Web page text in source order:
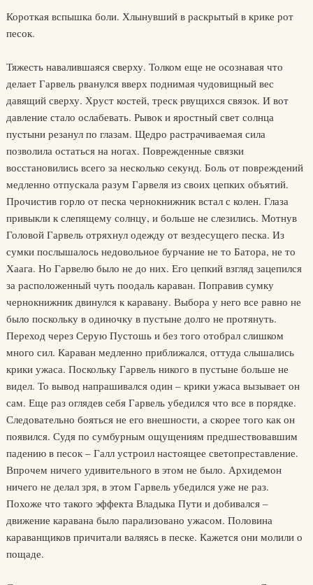
Короткая вспышка боли. Хлынувший в раскрытый в крике рот
песок.
Тяжесть навалившаяся сверху. Толком еще не осознавая что
делает Гарвель рванулся вверх поднимая чудовищный вес
давящий сверху. Хруст костей, треск рвущихся связок. И вот
давление стало ослабевать. Рывок и яростный свет солнца
пустыни резанул по глазам. Щедро растрачиваемая сила
позволила остаться на ногах. Поврежденные связки
восстановились всего за несколько секунд. Боль от повреждений
медленно отпускала разум Гарвеля из своих цепких объятий.
Прочистив горло от песка чернокнижник встал с колен. Глаза
привыкли к слепящему солнцу, и больше не слезились. Мотнув
Головой Гарвель отряхнул одежду от вездесущего песка. Из
сумки послышалось недовольное бурчание не то Батора, не то
Хаага. Но Гарвелю было не до них. Его цепкий взгляд зацепился
за расположенный чуть поодаль караван. Поправив сумку
чернокнижник двинулся к каравану. Выбора у него все равно не
было поскольку в одиночку в пустыне долго не протянуть.
Переход через Серую Пустошь и без того отобрал слишком
много сил. Караван медленно приближался, оттуда слышались
крики ужаса. Поскольку Гарвель никого в пустыне больше не
видел. То вывод напрашивался один – крики ужаса вызывает он
сам. Еще раз оглядев себя Гарвель убедился что все в порядке.
Следовательно бояться не его внешности, а скорее того как он
появился. Судя по сумбурным ощущениям предшествовавшим
падению в песок – Галл устроил настоящее светопреставление.
Впрочем ничего удивительного в этом не было. Архидемон
ничего не делал зря, в этом Гарвель убедился уже не раз.
Похоже что такого эффекта Владыка Пути и добивался –
движение каравана было парализовано ужасом. Половина
караванщиков причитали валяясь в песке. Кажется они молили о
пощаде.